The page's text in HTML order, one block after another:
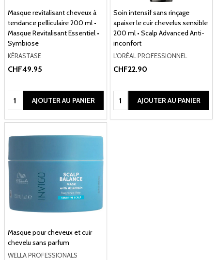
Masque revitalisant cheveux à
tendance pelliculaire 200 ml •
Masque Revitalisant Essentiel •
Symbiose
KÉRASTASE
CHF49.95
Quantité:AJOUTER AU PANIER
Soin intensif sans rinçage
apaiser le cuir chevelus sensible
200 ml • Scalp Advanced Anti-
inconfort
L'ORÉAL PROFESSIONNEL
CHF22.90
Quantité:AJOUTER AU PANIER
Masque pour cheveux et cuir
chevelu sans parfum
WELLA PROFESSIONALS